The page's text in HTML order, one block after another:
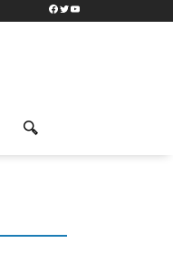
Facebook
TwitterYouTube